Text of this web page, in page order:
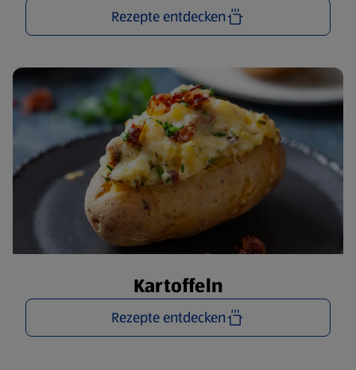
Rezepte entdecken
Kartoffeln
Rezepte entdecken